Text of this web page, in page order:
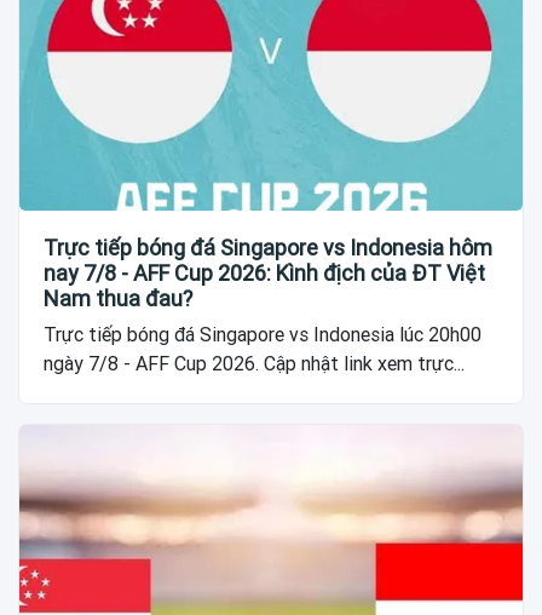
Trực tiếp bóng đá Singapore vs Indonesia hôm
nay 7/8 - AFF Cup 2026: Kình địch của ĐT Việt
Nam thua đau?
Trực tiếp bóng đá Singapore vs Indonesia lúc 20h00
ngày 7/8 - AFF Cup 2026. Cập nhật link xem trực...